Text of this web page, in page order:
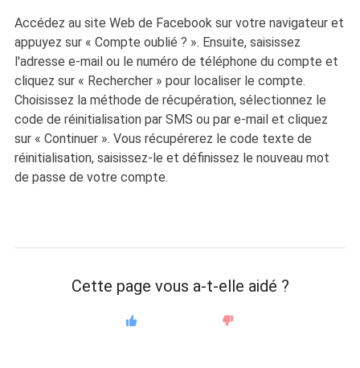
Accédez au site Web de Facebook sur votre navigateur et
appuyez sur « Compte oublié ? ». Ensuite, saisissez
l'adresse e-mail ou le numéro de téléphone du compte et
cliquez sur « Rechercher » pour localiser le compte.
Choisissez la méthode de récupération, sélectionnez le
code de réinitialisation par SMS ou par e-mail et cliquez
sur « Continuer ». Vous récupérerez le code texte de
réinitialisation, saisissez-le et définissez le nouveau mot
de passe de votre compte.
Cette page vous a-t-elle aidé ?